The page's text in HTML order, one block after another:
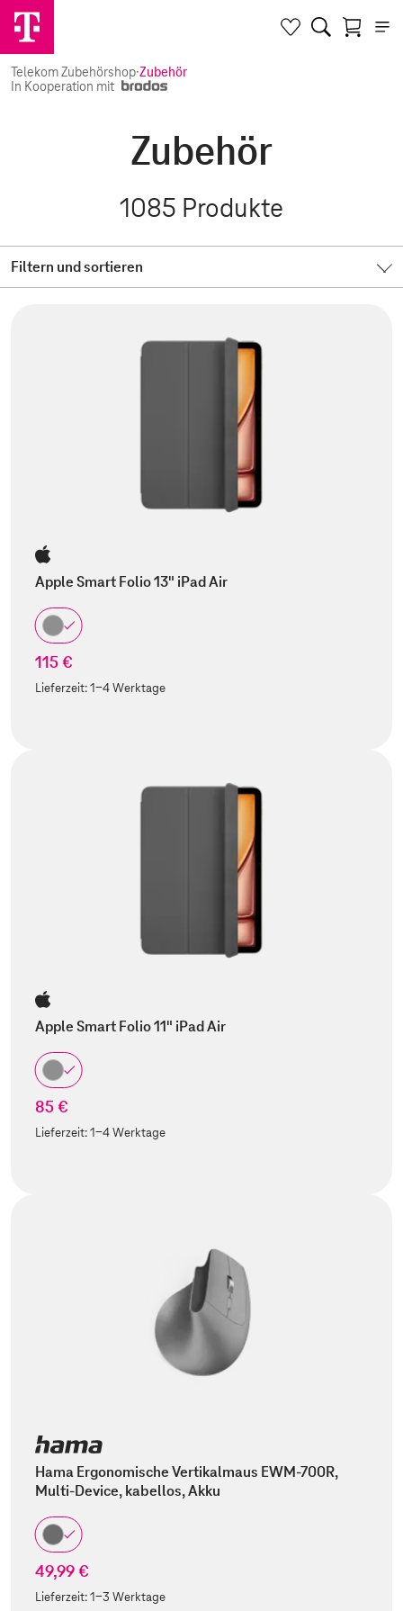
Telekom Zubehörshop·Zubehör
In Kooperation mit
Zubehör
1085 Produkte
Filtern und sortieren
Apple Smart Folio 13" iPad Air
115 €
Lieferzeit:1-4 Werktage
Apple Smart Folio 11" iPad Air
85 €
Lieferzeit:1-4 Werktage
Hama Ergonomische Vertikalmaus EWM-700R,
Multi-Device, kabellos, Akku
49,99 €
Lieferzeit:1-3 Werktage